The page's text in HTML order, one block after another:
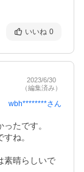
いいね 0
2023/6/30
（編集済み）
wbh********さん
たです。
すね。
素晴らしいで